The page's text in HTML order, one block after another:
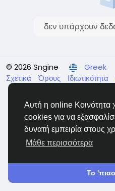
Αυτή η online Κοινότητα
cookies για να
δυνατή εμπειρία στους
Μάθε περισσότερα
Το
δεν υπάρχουν
© 2026 Sngine
Greek
Σχετικά
Όρους Ιδιωτικότητα